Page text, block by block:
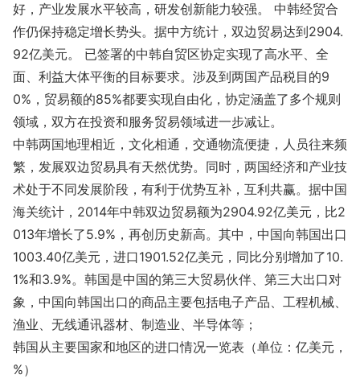
好，产业发展水平较高，研发创新能力较强。 中韩经贸合
作仍保持稳定增长势头。据中方统计，双边贸易达到2904.
92亿美元。 已签署的中韩自贸区协定实现了高水平、全
面、利益大体平衡的目标要求。涉及到两国产品税目的9
0%，贸易额的85%都要实现自由化，协定涵盖了多个规则
领域，双方在投资和服务贸易领域进一步减让。
中韩两国地理相近，文化相通，交通物流便捷，人员往来频
繁，发展双边贸易具有天然优势。同时，两国经济和产业技
术处于不同发展阶段，有利于优势互补，互利共赢。据中国
海关统计，2014年中韩双边贸易额为2904.92亿美元，比2
013年增长了5.9%，再创历史新高。其中，中国向韩国出口
1003.40亿美元，进口1901.52亿美元，同比分别增加了10.
1%和3.9%。韩国是中国的第三大贸易伙伴、第三大出口对
象，中国向韩国出口的商品主要包括电子产品、工程机械、
渔业、无线通讯器材、制造业、半导体等；
韩国从主要国家和地区的进口情况一览表（单位：亿美元，
%）